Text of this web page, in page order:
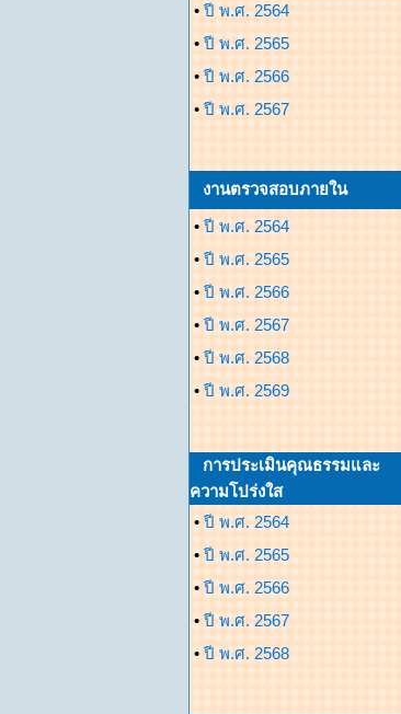
• ปี พ.ศ. 2564
• ปี พ.ศ. 2565
• ปี พ.ศ. 2566
• ปี พ.ศ. 2567
งานตรวจสอบภายใน
• ปี พ.ศ. 2564
• ปี พ.ศ. 2565
• ปี พ.ศ. 2566
• ปี พ.ศ. 2567
• ปี พ.ศ. 2568
• ปี พ.ศ. 2569
การประเมินคุณธรรมและ
ความโปร่งใส
• ปี พ.ศ. 2564
• ปี พ.ศ. 2565
• ปี พ.ศ. 2566
• ปี พ.ศ. 2567
• ปี พ.ศ. 2568